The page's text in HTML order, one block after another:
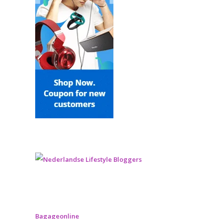
Bagageonline